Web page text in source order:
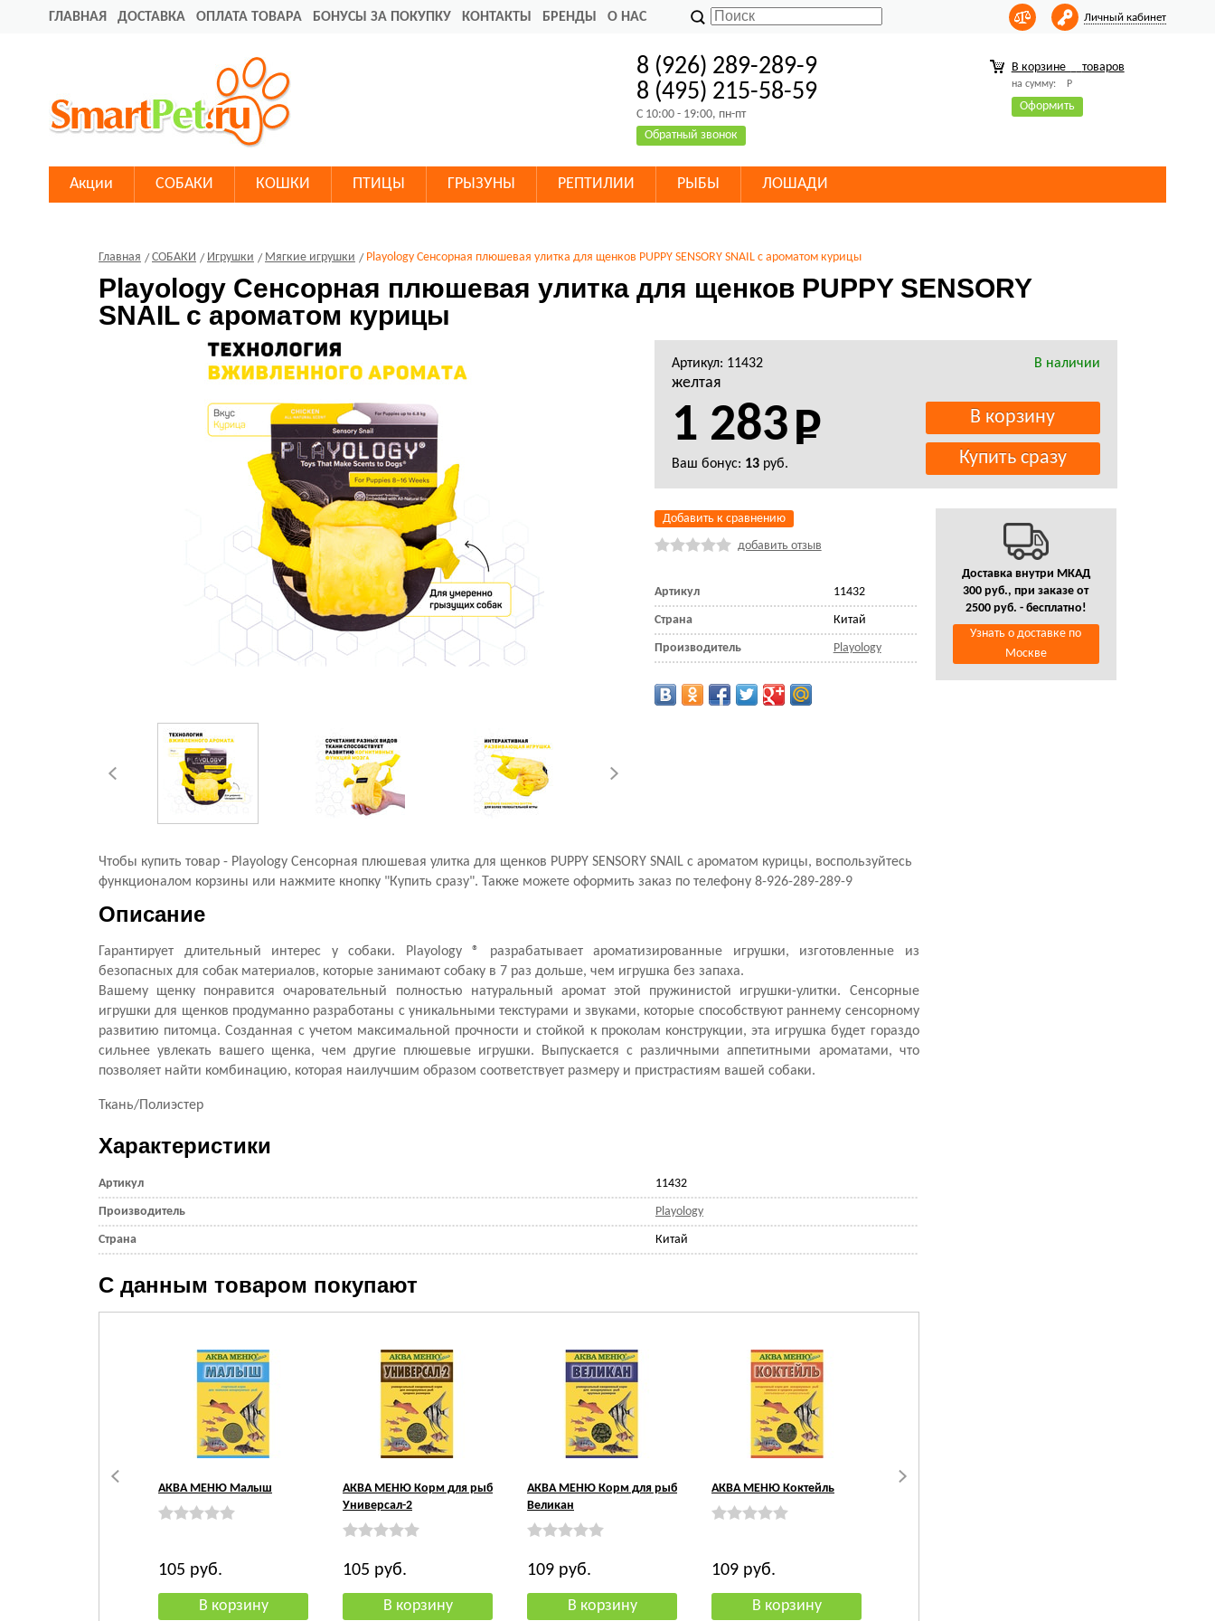
ГЛАВНАЯ ДОСТАВКА ОПЛАТА ТОВАРА БОНУСЫ ЗА ПОКУПКУ КОНТАКТЫ БРЕНДЫ О НАС Личный кабинет
8 (926) 289-289-9
8 (495) 215-58-59
C 10:00 - 19:00, пн-пт
Обратный звонок
В корзине товаров
на сумму: Р
Оформить
Акции СОБАКИ КОШКИ ПТИЦЫ ГРЫЗУНЫ РЕПТИЛИИ РЫБЫ ЛОШАДИ
Главная СОБАКИ Игрушки Мягкие игрушки Playology Сенсорная плюшевая улитка для щенков PUPPY SENSORY SNAIL с ароматом курицы
Playology Сенсорная плюшевая улитка для щенков PUPPY SENSORY
SNAIL с ароматом курицы
Артикул: 11432 В наличии
желтая
1 283
Ваш бонус: 13руб.
Добавить к сравнению
добавить отзыв
Артикул 11432
Страна Китай
Производитель Playology
Чтобы купить товар - Playology Сенсорная плюшевая улитка для щенков PUPPY SENSORY SNAIL с ароматом курицы, воспользуйтесь
функционалом корзины или нажмите кнопку "Купить сразу". Также можете оформить заказ по телефону 8-926-289-289-9
Описание
Гарантирует длительный интерес у собаки. Playology ® разрабатывает ароматизированные игрушки, изготовленные из
безопасных для собак материалов, которые занимают собаку в 7 раз дольше, чем игрушка без запаха.
Вашему щенку понравится очаровательный полностью натуральный аромат этой пружинистой игрушки-улитки. Сенсорные
игрушки для щенков продуманно разработаны с уникальными текстурами и звуками, которые способствуют раннему сенсорному
развитию питомца. Созданная с учетом максимальной прочности и стойкой к проколам конструкции, эта игрушка будет гораздо
сильнее увлекать вашего щенка, чем другие плюшевые игрушки. Выпускается с различными аппетитными ароматами, что
позволяет найти комбинацию, которая наилучшим образом соответствует размеру и пристрастиям вашей собаки.
Ткань/Полиэстер
Характеристики
Артикул 11432
Производитель Playology
Страна Китай
С данным товаром покупают
АКВА МЕНЮ Малыш
105 руб.
АКВА МЕНЮ Корм для рыб
Универсал-2
105 руб.
АКВА МЕНЮ Корм для рыб
Великан
109 руб.
АКВА МЕНЮ Коктейль
109 руб.
Доставка внутри МКАД
300 руб., при заказе от
2500 руб. - бесплатно!
Узнать о доставке по
Москве